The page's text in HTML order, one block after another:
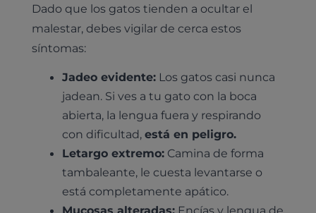
Dado que los gatos tienden a ocultar el
malestar, debes vigilar de cerca estos
síntomas:
Jadeo evidente: Los gatos casi nunca
jadean. Si ves a tu gato con la boca
abierta, la lengua fuera y respirando
con dificultad,está en peligro.
Letargo extremo: Camina de forma
tambaleante, le cuesta levantarse o
está completamente apático.